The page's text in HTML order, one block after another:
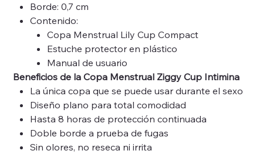
Borde: 0,7 cm
Contenido:
Copa Menstrual Lily Cup Compact
Estuche protector en plástico
Manual de usuario
Beneficios de la Copa Menstrual Ziggy Cup Intimina
La única copa que se puede usar durante el sexo
Diseño plano para total comodidad
Hasta 8 horas de protección continuada
Doble borde a prueba de fugas
Sin olores, no reseca ni irrita